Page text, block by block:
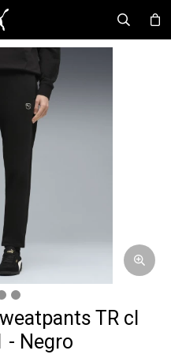
TR cl
- Negro